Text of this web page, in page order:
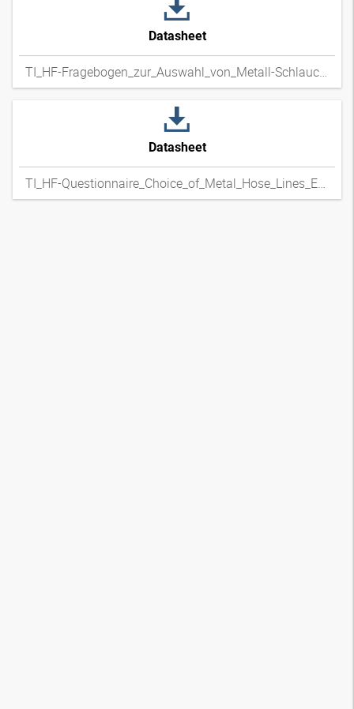
Datasheet
TI_HF-Fragebogen_zur_Auswahl_von_Metall-Schlauchleitungen_DExpdf
Datasheet
TI_HF-Questionnaire_Choice_of_Metal_Hose_Lines_ENxpdf